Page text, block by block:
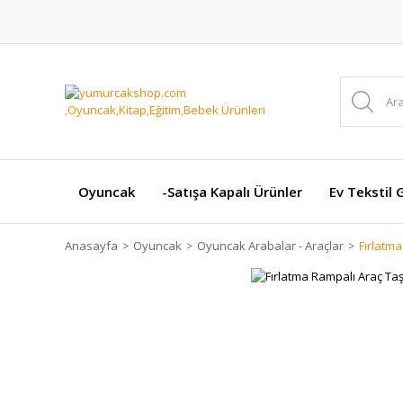
Oyuncak -Satışa Kapalı Ürünler Ev Tekstil
Anasayfa Oyuncak Oyuncak Arabalar - Araçlar